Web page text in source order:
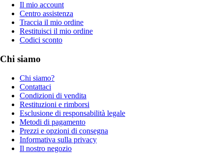
Il mio account
Centro assistenza
Traccia il mio ordine
Restituisci il mio ordine
Codici sconto
Chi siamo
Chi siamo?
Contattaci
Condizioni di vendita
Restituzioni e rimborsi
Esclusione di responsabilità legale
Metodi di pagamento
Prezzi e opzioni di consegna
Informativa sulla privacy
Il nostro negozio